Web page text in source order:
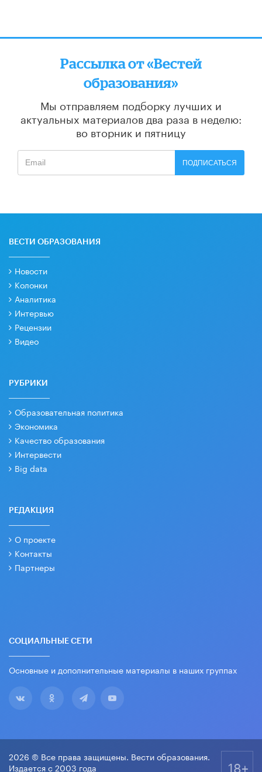
Рассылка от «Вестей
образования»
Мы отправляем подборку лучших и
актуальных материалов два раза в неделю:
во вторник и пятницу
ПОДПИСАТЬСЯ
ВЕСТИ ОБРАЗОВАНИЯ
Новости
Колонки
Аналитика
Интервью
Рецензии
Видео
РУБРИКИ
Образовательная политика
Экономика
Качество образования
Интервести
Big data
РЕДАКЦИЯ
О проекте
Контакты
Партнеры
СОЦИАЛЬНЫЕ СЕТИ
Основные и дополнительные материалы в наших группах
2026 © Все права защищены. Вести образования.
Издается с 2003 года
18+